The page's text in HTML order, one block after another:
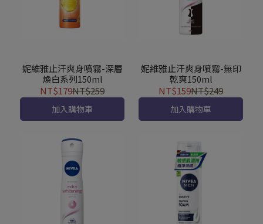
妮維雅止汗爽身噴霧-深層
煥白系列150ml
NT$179NT$259
加入購物車
妮維雅止汗爽身噴霧-無印
乾爽150ml
NT$159NT$249
加入購物車